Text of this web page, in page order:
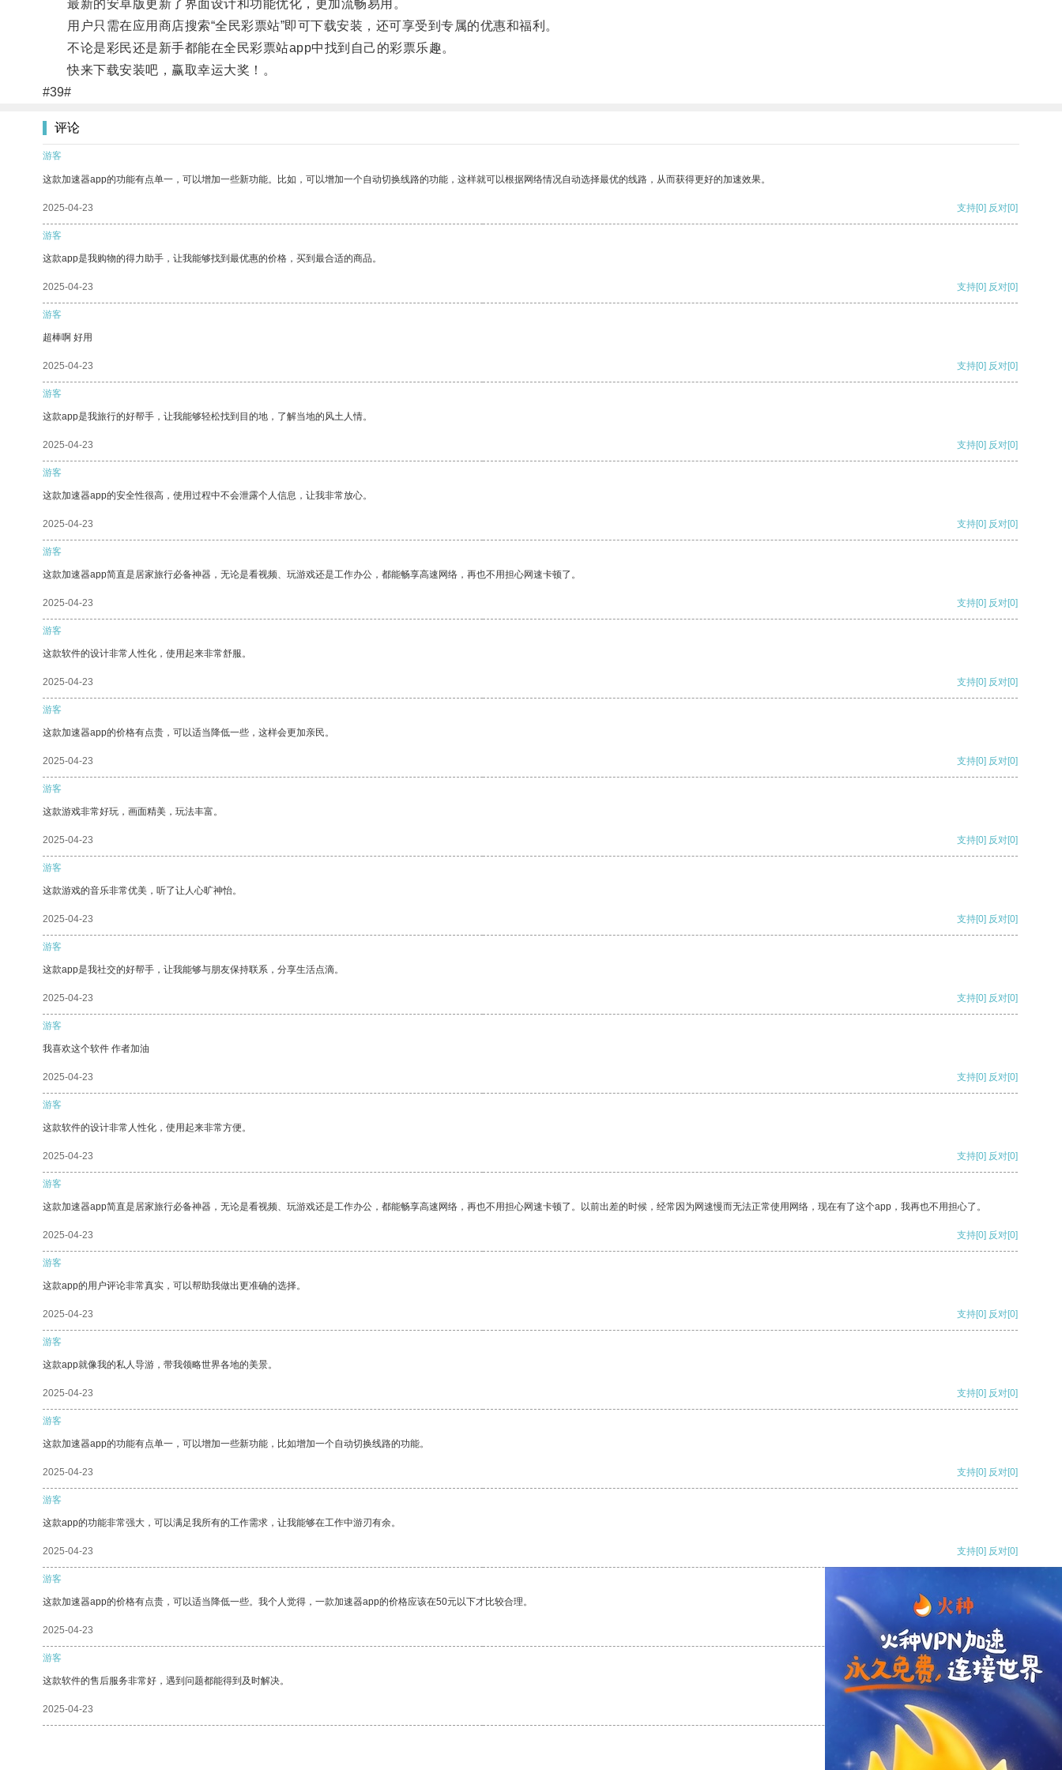
最新的安卓版更新了界面设计和功能优化，更加流畅易用。
用户只需在应用商店搜索“全民彩票站”即可下载安装，还可享受到专属的优惠和福利。
不论是彩民还是新手都能在全民彩票站app中找到自己的彩票乐趣。
快来下载安装吧，赢取幸运大奖！。
#39#
评论
游客
这款加速器app的功能有点单一，可以增加一些新功能。比如，可以增加一个自动切换线路的功能，这样就可以根据网络情况自动选择最优的线路，从而获得更好的加速效果。
2025-04-23 支持[0] 反对[0]
游客
这款app是我购物的得力助手，让我能够找到最优惠的价格，买到最合适的商品。
2025-04-23 支持[0] 反对[0]
游客
超棒啊 好用
2025-04-23 支持[0] 反对[0]
游客
这款app是我旅行的好帮手，让我能够轻松找到目的地，了解当地的风土人情。
2025-04-23 支持[0] 反对[0]
游客
这款加速器app的安全性很高，使用过程中不会泄露个人信息，让我非常放心。
2025-04-23 支持[0] 反对[0]
游客
这款加速器app简直是居家旅行必备神器，无论是看视频、玩游戏还是工作办公，都能畅享高速网络，再也不用担心网速卡顿了。
2025-04-23 支持[0] 反对[0]
游客
这款软件的设计非常人性化，使用起来非常舒服。
2025-04-23 支持[0] 反对[0]
游客
这款加速器app的价格有点贵，可以适当降低一些，这样会更加亲民。
2025-04-23 支持[0] 反对[0]
游客
这款游戏非常好玩，画面精美，玩法丰富。
2025-04-23 支持[0] 反对[0]
游客
这款游戏的音乐非常优美，听了让人心旷神怡。
2025-04-23 支持[0] 反对[0]
游客
这款app是我社交的好帮手，让我能够与朋友保持联系，分享生活点滴。
2025-04-23 支持[0] 反对[0]
游客
我喜欢这个软件 作者加油
2025-04-23 支持[0] 反对[0]
游客
这款软件的设计非常人性化，使用起来非常方便。
2025-04-23 支持[0] 反对[0]
游客
这款加速器app简直是居家旅行必备神器，无论是看视频、玩游戏还是工作办公，都能畅享高速网络，再也不用担心网速卡顿了。以前出差的时候，经常因为网速慢而无法正常使用网络，现在有了这个app，我再也不用担心了。
2025-04-23 支持[0] 反对[0]
游客
这款app的用户评论非常真实，可以帮助我做出更准确的选择。
2025-04-23 支持[0] 反对[0]
游客
这款app就像我的私人导游，带我领略世界各地的美景。
2025-04-23 支持[0] 反对[0]
游客
这款加速器app的功能有点单一，可以增加一些新功能，比如增加一个自动切换线路的功能。
2025-04-23 支持[0] 反对[0]
游客
这款app的功能非常强大，可以满足我所有的工作需求，让我能够在工作中游刃有余。
2025-04-23 支持[0] 反对[0]
游客
这款加速器app的价格有点贵，可以适当降低一些。我个人觉得，一款加速器app的价格应该在50元以下才比较合理。
2025-04-23 支持 反对
游客
这款软件的售后服务非常好，遇到问题都能得到及时解决。
2025-04-23 [0]